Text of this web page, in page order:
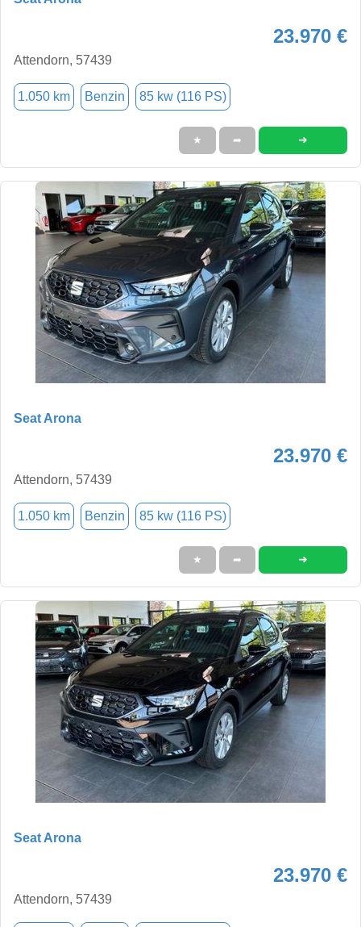
23.970 €
Attendorn, 57439
1.050 km Benzin 85 kw (116 PS)
★ ➦ ➜
Seat Arona
23.970 €
Attendorn, 57439
1.050 km Benzin 85 kw (116 PS)
★ ➦ ➜
Seat Arona
23.970 €
Attendorn, 57439